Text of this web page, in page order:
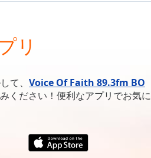
リ
て、 Voice Of Faith 89.3fm BO
ください！便利なアプリでお気に